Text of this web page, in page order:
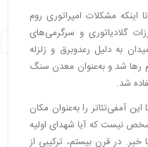
اینکه مشکلات امپراتوری روم
گلادیاتوری و سرگرمی‌های
به دلیل رعدوبرق و زلزله
رها شد و به‌عنوان معدن سنگ
شد.
آمفی‌تئاتر را به‌عنوان مکان
نیست که آیا شهدای اولیه
در قرن بیستم، ترکیبی از